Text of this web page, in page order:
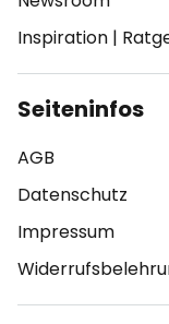
Inspiration |
Seiteninfos
AGB
Datenschutz
Impressum